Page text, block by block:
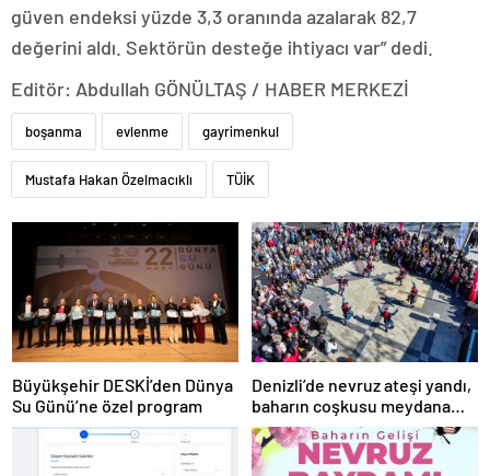
güven endeksi yüzde 3,3 oranında azalarak 82,7
değerini aldı. Sektörün desteğe ihtiyacı var” dedi.
Editör: Abdullah GÖNÜLTAŞ / HABER MERKEZİ
boşanma evlenme gayrimenkul
Mustafa Hakan Özelmacıklı TÜİK
Büyükşehir DESKİ’den Dünya
Su Günü’ne özel program
Denizli’de nevruz ateşi yandı,
baharın coşkusu meydana
taştı